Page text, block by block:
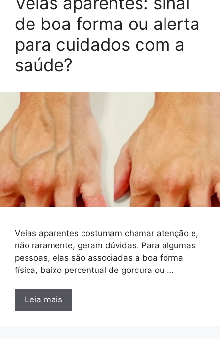
de boa forma ou alerta
para cuidados com a
saúde?
Veias aparentes costumam chamar atenção e,
não raramente, geram dúvidas. Para algumas
pessoas, elas são associadas a boa forma
física, baixo percentual de gordura ou …
Leia mais